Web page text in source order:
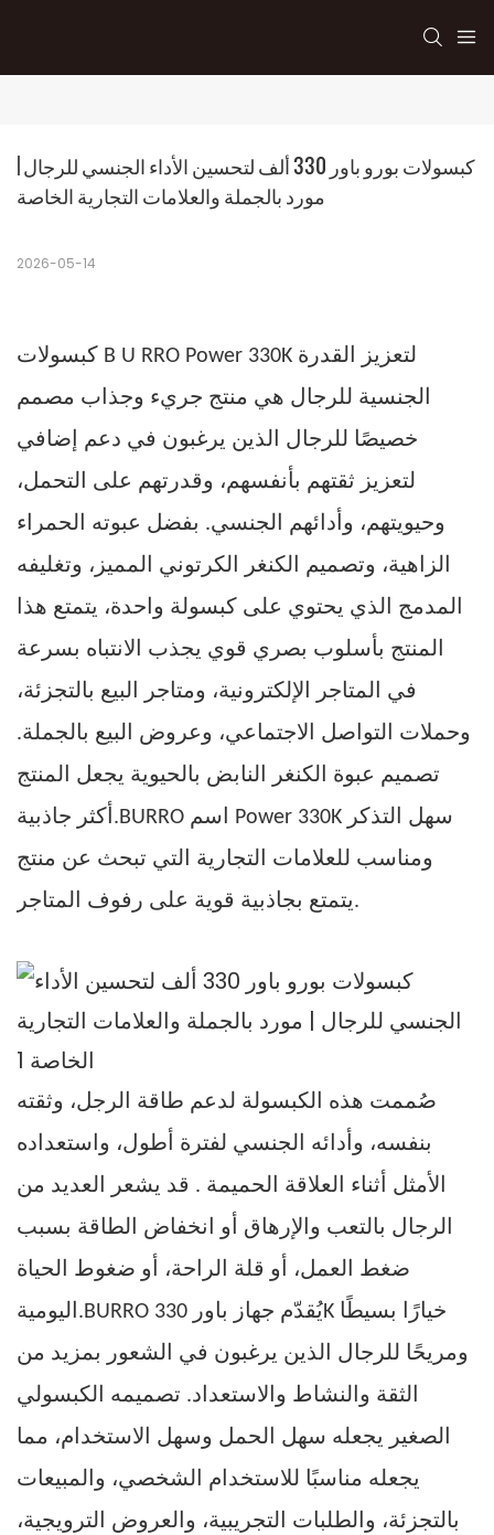
كبسولات بورو باور 330 ألف لتحسين الأداء الجنسي للرجال |
مورد بالجملة والعلامات التجارية الخاصة
2026-05-14
B U RRO Power 330K لتعزيز القدرة
الجنسية للرجال هي منتج جريء وجذاب مصمم
خصيصًا للرجال الذين يرغبون في دعم إضافي
لتعزيز ثقتهم بأنفسهم، وقدرتهم على التحمل،
وحيويتهم، وأدائهم الجنسي. بفضل عبوته الحمراء
الزاهية، وتصميم الكنغر الكرتوني المميز، وتغليفه
المدمج الذي يحتوي على كبسولة واحدة، يتمتع هذا
المنتج بأسلوب بصري قوي يجذب الانتباه بسرعة
في المتاجر الإلكترونية، ومتاجر البيع بالتجزئة،
وحملات التواصل الاجتماعي، وعروض البيع بالجملة.
تصميم عبوة الكنغر النابض بالحيوية يجعل المنتج
أكثر جاذبية.BURRO اسم Power 330K سهل التذكر
ومناسب للعلامات التجارية التي تبحث عن منتج
يتمتع بجاذبية قوية على رفوف المتاجر.
صُممت هذه الكبسولة لدعم طاقة الرجل، وثقته
بنفسه، وأدائه الجنسي لفترة أطول، واستعداده
الأمثل أثناء العلاقة الحميمة . قد يشعر العديد من
الرجال بالتعب والإرهاق أو انخفاض الطاقة بسبب
ضغط العمل، أو قلة الراحة، أو ضغوط الحياة
اليومية.BURRO يُقدّم جهاز باور 330K خيارًا بسيطًا
ومريحًا للرجال الذين يرغبون في الشعور بمزيد من
الثقة والنشاط والاستعداد. تصميمه الكبسولي
الصغير يجعله سهل الحمل وسهل الاستخدام، مما
يجعله مناسبًا للاستخدام الشخصي، والمبيعات
بالتجزئة، والطلبات التجريبية، والعروض الترويجية،